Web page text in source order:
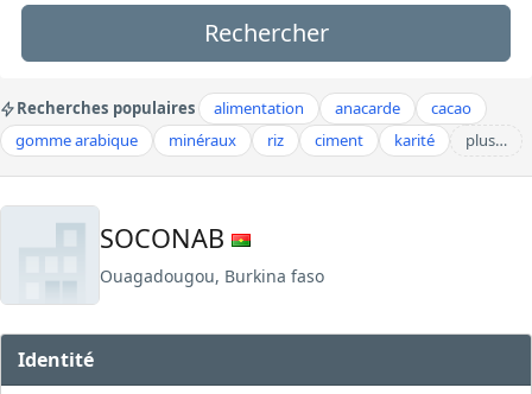
Rechercher
Recherches populaires alimentation anacarde
cacao
gomme arabique
minéraux riz ciment karité plus…
SOCONAB
Ouagadougou, Burkina faso
Identité